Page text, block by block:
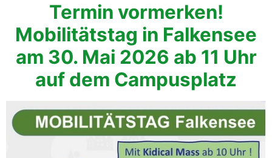
Termin vormerken!
Mobilitätstag in Falkensee
am 30. Mai 2026 ab 11 Uhr
auf dem Campusplatz